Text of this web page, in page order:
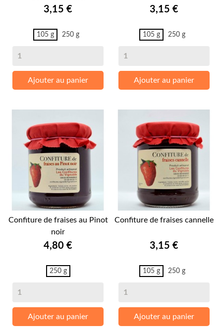
Prix
3,15 €
105 g 250 g
Ajouter au panier
Prix
3,15 €
105 g 250 g
Ajouter au panier
Confiture de fraises au Pinot
noir
Prix
4,80 €
250 g
Ajouter au panier
Confiture de fraises cannelle
Prix
3,15 €
105 g 250 g
Ajouter au panier